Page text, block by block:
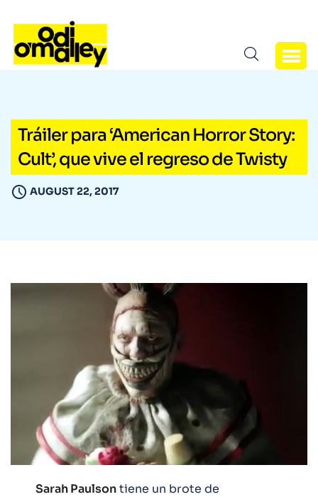
Tráiler para ‘American Horror Story:
Cult’, que vive el regreso de Twisty
AUGUST 22, 2017
Sarah Paulsontiene un brote de